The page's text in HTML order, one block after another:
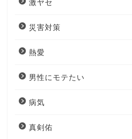
激ヤセ
災害対策
熱愛
男性にモテたい
病気
真剣佑